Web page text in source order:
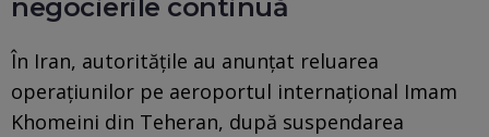
negocierile continuă
În Iran, autoritățile au anunțat reluarea
operațiunilor pe aeroportul internațional Imam
Khomeini din Teheran, după suspendarea